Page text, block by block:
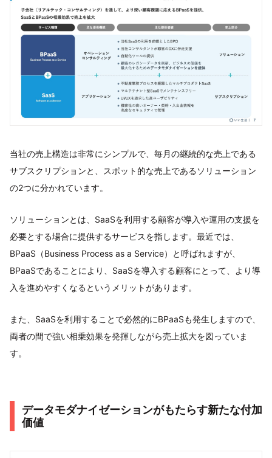
当社の売上構造は非常にシンプルで、毎月の継続的な売上である
サブスクリプションと、スポット的な売上であるソリューション
の2つに分かれています。
ソリューションとは、SaaSを利用する顧客が導入や運用の支援を
必要とする場合に提供するサービスを指します。最近では、
BPaaS（Business Process as a Service）と呼ばれますが、
BPaaSであることにより、SaaSを導入する顧客にとって、より導
入を進めやすくなるというメリットがあります。
また、SaaSを利用することで必然的にBPaaSも発生しますので、
両者の間で強い相乗効果を発揮しながら売上拡大を図っていま
す。
データモダナイゼーションがもたらす新たな付加
価値